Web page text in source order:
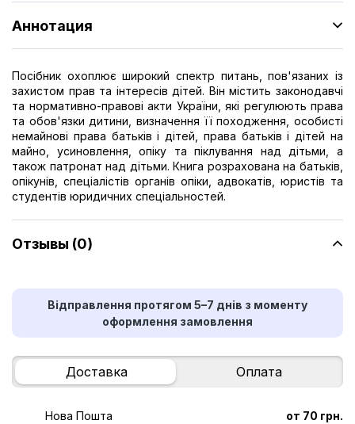
Аннотация
Посібник охоплює широкий спектр питань, пов'язаних із
захистом прав та інтересів дітей. Він містить законодавчі
та нормативно-правові акти України, які регулюють права
та обов'язки дитини, визначення її походження, особисті
немайнові права батьків і дітей, права батьків і дітей на
майно, усиновлення, опіку та піклування над дітьми, а
також патронат над дітьми. Книга розрахована на батьків,
опікунів, спеціалістів органів опіки, адвокатів, юристів та
студентів юридичних спеціальностей.
Отзывы (0)
Відправлення протягом 5–7 днів з моменту
оформлення замовлення
Доставка Оплата
Нова Пошта от 70 грн.